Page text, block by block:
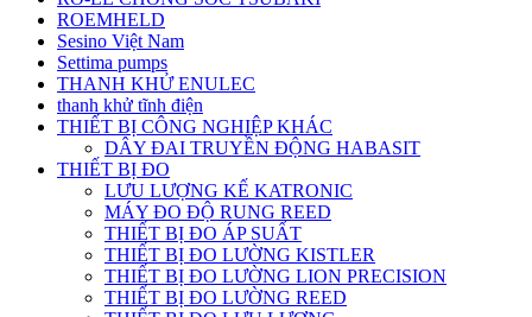
ROEMHELD
Sesino Việt Nam
Settima pumps
THANH KHỬ ENULEC
thanh khử tĩnh điện
THIẾT BỊ CÔNG NGHIỆP KHÁC
DÂY ĐAI TRUYỀN ĐỘNG HABASIT
THIẾT BỊ ĐO
LƯU LƯỢNG KẾ KATRONIC
MÁY ĐO ĐỘ RUNG REED
THIẾT BỊ ĐO ÁP SUẤT
THIẾT BỊ ĐO LƯỜNG KISTLER
THIẾT BỊ ĐO LƯỜNG LION PRECISION
THIẾT BỊ ĐO LƯỜNG REED